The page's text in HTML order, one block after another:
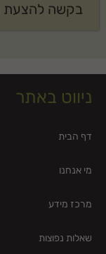
בקשה להצעת
ניווט באתר
דף הבית
מי אנחנו
מרכז מידע
שאלות נפוצות